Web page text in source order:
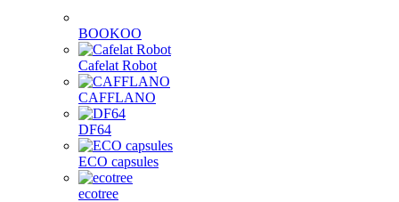
BOOKOO
Cafelat Robot
CAFFLANO
DF64
ECO capsules
ecotree